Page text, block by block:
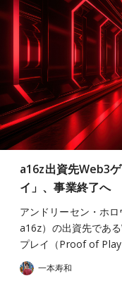
a16z出資先Web3
イ」、事業終了へ
アンドリーセン・ホ
a16z）の出資先であ
プレイ（Proof of
一本寿和